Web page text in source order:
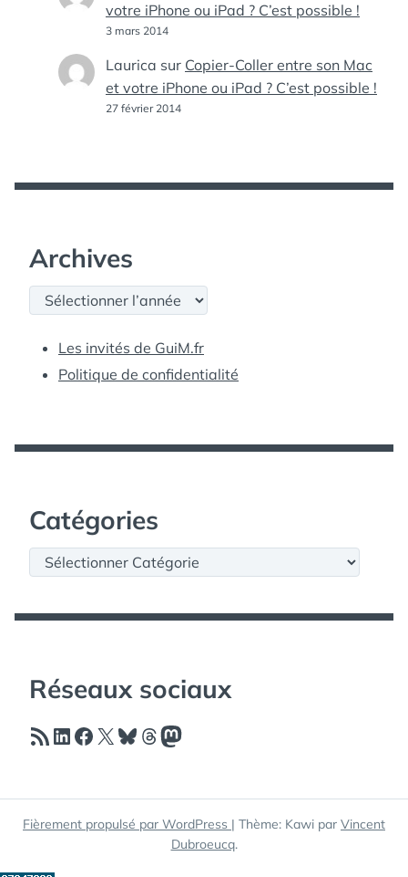
votre iPhone ou iPad ? C’est possible !
3 mars 2014
Laurica sur Copier-Coller entre son Mac
et votre iPhone ou iPad ? C’est possible !
27 février 2014
Archives
Archives
Les invités de GuiM.fr
Politique de confidentialité
Catégories
Catégories
Réseaux sociaux
Flux RSSLinkedIn
Facebook
X Bluesky
Threads
Mastodon
Fièrement propulsé par WordPress | Thème: Kawi par Vincent
Dubroeucq.